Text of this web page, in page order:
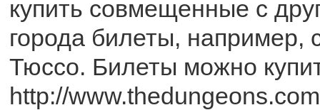
купить совмещенные с
города билеты,
Тюссо. Билеты можно
http://